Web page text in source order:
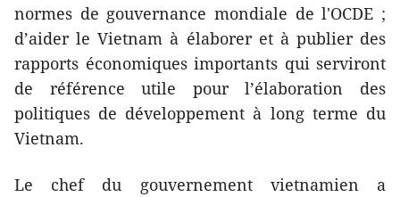
normes de gouvernance mondiale de l'OCDE ;
d’aider le Vietnam à élaborer et à publier des
rapports économiques importants qui serviront
de référence utile pour l’élaboration des
politiques de développement à long terme du
Vietnam.
Le chef du gouvernement vietnamien a